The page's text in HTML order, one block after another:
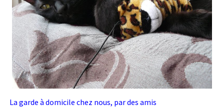
La garde à domicile chez nous, par des amis